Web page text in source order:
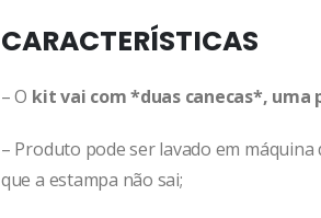
CARACTERÍSTICAS
– O kit vai com *duas canecas*, uma
– Produto pode ser lavado em
que a estampa não sai;